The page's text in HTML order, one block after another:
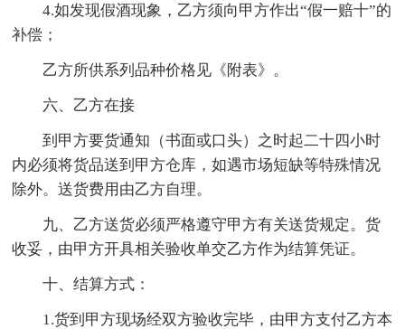
4.如发现假酒现象，乙方须向甲方作出“假一赔十”的
补偿；
乙方所供系列品种价格见《附表》。
六、乙方在接
到甲方要货通知（书面或口头）之时起二十四小时
内必须将货品送到甲方仓库，如遇市场短缺等特殊情况
除外。送货费用由乙方自理。
九、乙方送货必须严格遵守甲方有关送货规定。货
收妥，由甲方开具相关验收单交乙方作为结算凭证。
十、结算方式：
1.货到甲方现场经双方验收完毕，由甲方支付乙方本